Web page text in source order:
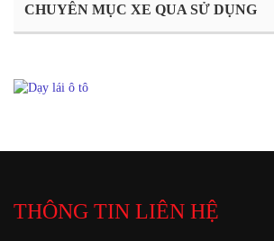
CHUYÊN MỤC XE QUA SỬ DỤNG
THÔNG TIN LIÊN HỆ